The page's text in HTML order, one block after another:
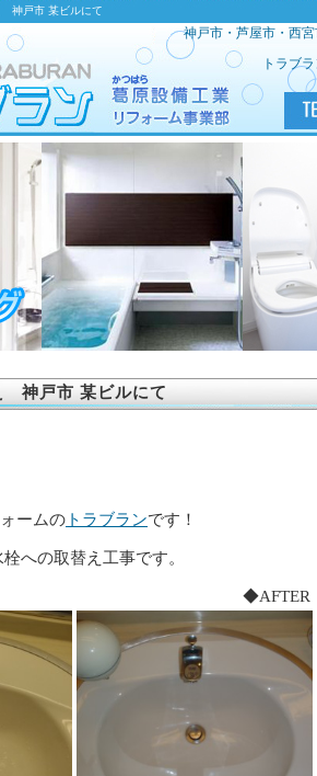
神戸市 某ビルにて
神戸市・芦屋市・西
トラブ
神戸市 某ビルにて
ームの トラブランです！
への取替え工事です。
◆AFTER